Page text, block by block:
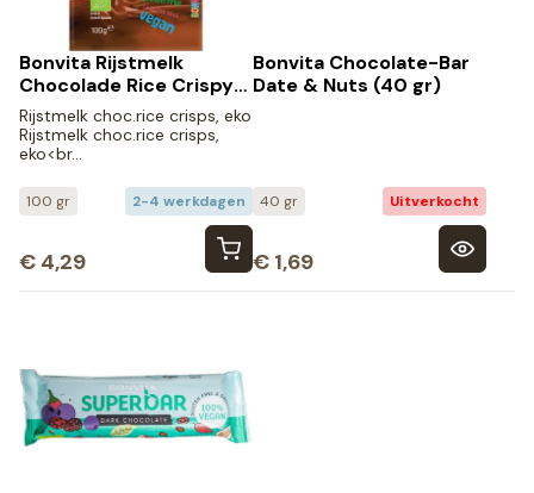
Bonvita Rijstmelk
Chocolade Rice Crispy
Bio (100 gr)
Rijstmelk choc.rice crisps, eko
Rijstmelk choc.rice crisps,
eko<br…
100 gr 2-4 werkdagen
€ 4,29
Bonvita Chocolate-Bar
Date & Nuts (40 gr)
40 gr Uitverkocht
€ 1,69